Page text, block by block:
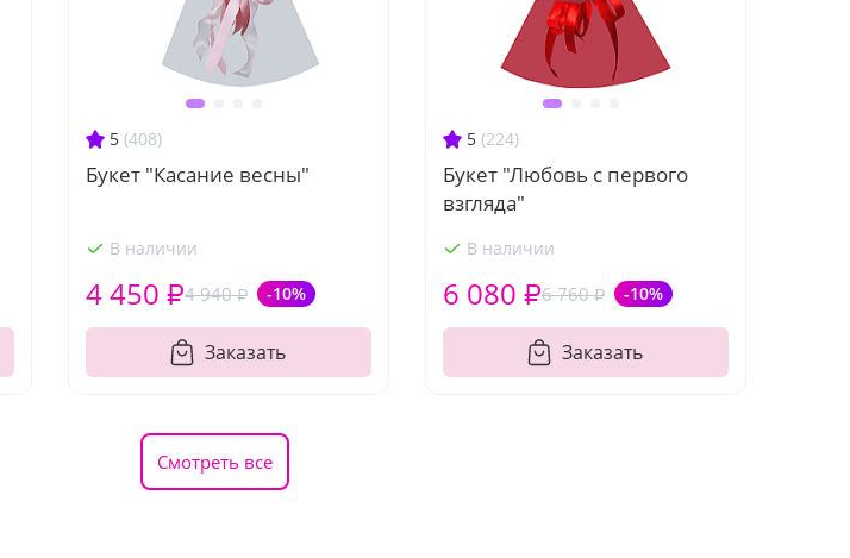
5 (408)
Букет "Касание весны"
В наличии
4 940 ₽ -10%
4 450 ₽
Заказать
5 (224)
Букет "Любовь с первого
взгляда"
В наличии
6 760 ₽ -10%
6 080 ₽
Заказать
Смотреть все